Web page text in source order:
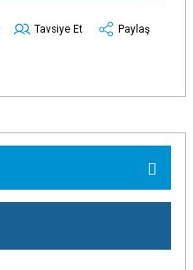
Tavsiye Et
Paylaş